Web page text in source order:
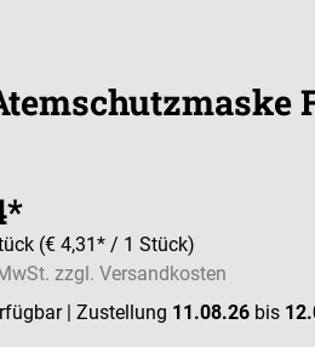
(€ 4,31* / 1 Stück)
zzgl. Versandkosten
| Zustellung 11.08.26 bis